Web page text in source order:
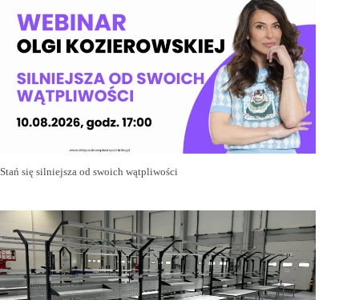
Stań się silniejsza od swoich wątpliwości